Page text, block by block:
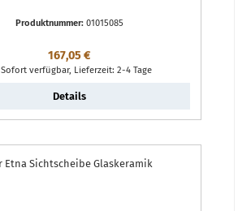
Produktnummer: 01015085
Regulärer Preis:
167,05 €
Sofort verfügbar, Lieferzeit: 2-4 Tage
Details